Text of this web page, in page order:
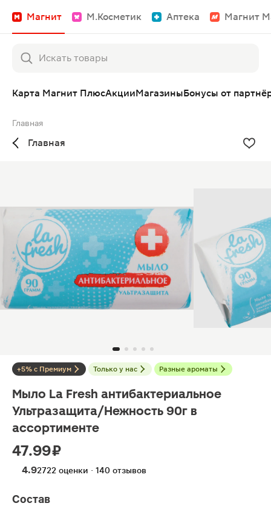
Магнит М.Косметик Аптека Магнит
Карта Магнит ПлюсАкцииМагазиныБонусы от
Главная
Главная
+5% с Премиум Только у нас Разные ароматы
Мыло La Fresh антибактериальное
Ультразащита/Нежность 90г в
ассортименте
47.99 ₽
4.92722 оценки · 140 отзывов
Состав